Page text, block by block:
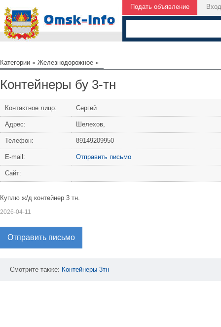
Подать объявление Вход
Категории » Железнодорожное »
Контейнеры бу 3-тн
Контактное лицо: Сергей
Адрес: Шелехов,
Телефон: 89149209950
Е-mail: Отправить письмо
Сайт:
Куплю ж/д контейнер 3 тн.
2026-04-11
Отправить письмо
Смотрите также: Контейнеры 3тн